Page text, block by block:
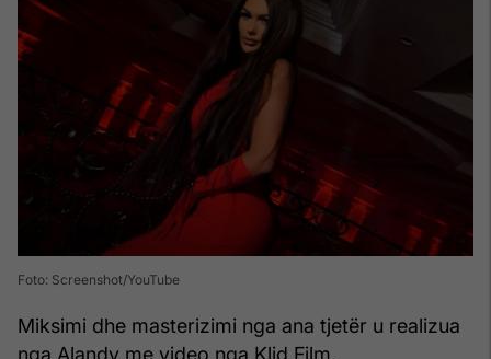
Foto: Screenshot/YouTube
Miksimi dhe masterizimi nga ana tjetër u realizua
nga Alandy me video nga Klid Film.